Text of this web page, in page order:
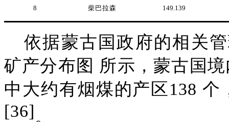
8 柴巴拉森 149.139
依据蒙古国政府的相关
矿产分布图 所示，蒙古国
中大约有烟煤的产区138
[36]。